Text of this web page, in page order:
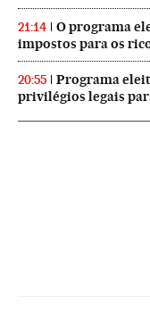
21:14
O programa
impostos para os
20:55
Programa
privilégios legais